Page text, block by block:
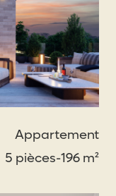
Appartement
5 pièces-196 m²